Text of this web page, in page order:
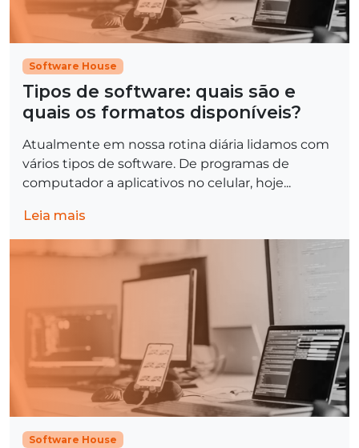
Software House
Tipos de software: quais são e
quais os formatos disponíveis?
Atualmente em nossa rotina diária lidamos com
vários tipos de software. De programas de
computador a aplicativos no celular, hoje...
Leia mais
Software House